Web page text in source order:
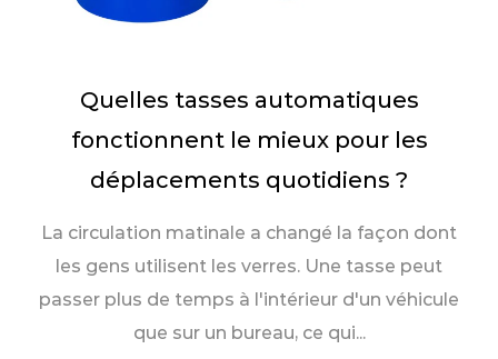
Quelles tasses automatiques
fonctionnent le mieux pour les
déplacements quotidiens ?
La circulation matinale a changé la façon dont
les gens utilisent les verres. Une tasse peut
passer plus de temps à l'intérieur d'un véhicule
que sur un bureau, ce qui...